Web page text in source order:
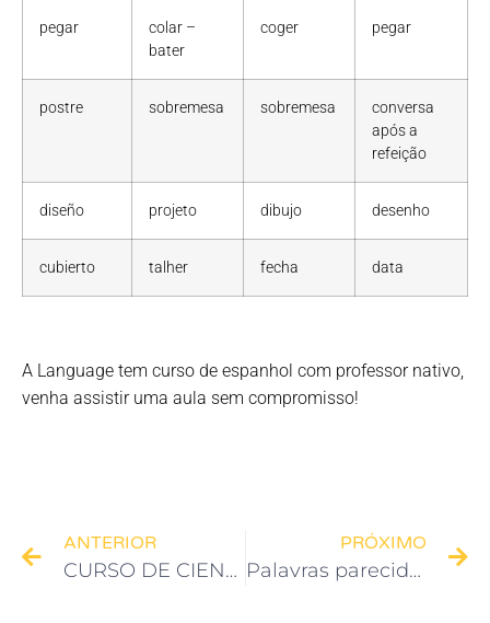
pegar
colar –
bater
coger pegar
postre sobremesa sobremesa
conversa
após a
refeição
diseño projeto dibujo desenho
cubierto talher fecha data
A Language tem curso de espanhol com professor nativo,
venha assistir uma aula sem compromisso!
ANTERIOR
CURSO DE CIENCIAS DA COMPUTAÇÃO E ROBÓTICA
PRÓXIMO
Palavras parecidas em Inglês e Português